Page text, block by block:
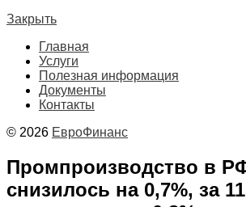
Закрыть
Главная
Услуги
Полезная информация
Документы
Контакты
© 2026 ЕвроФинанс
Промпроизводство в
снизилось на 0,7%, за